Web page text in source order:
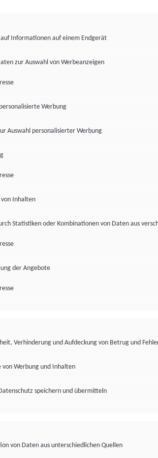
Informationen auf einem Endgerät
zur Auswahl von Werbeanzeigen
Werbung
Auswahl personalisierter Werbung
Inhalten
Statistiken oder Kombinationen von Daten aus
der Angebote
Verhinderung und Aufdeckung von Betrug und
Werbung und Inhalten
speichern und übermitteln
von Daten aus unterschiedlichen Quellen